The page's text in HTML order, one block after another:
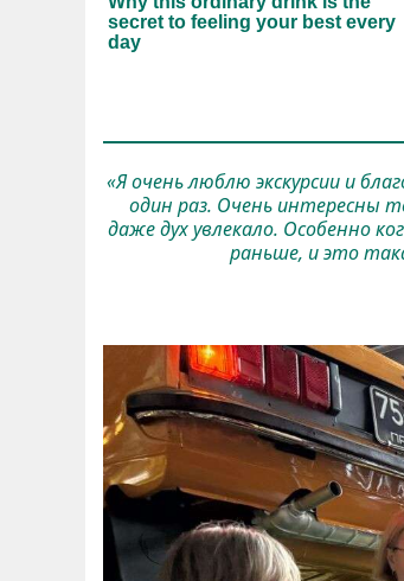
«Я очень люблю экскурсии и
один раз. Очень интересны
даже дух увлекало. Особенно
раньше, и это